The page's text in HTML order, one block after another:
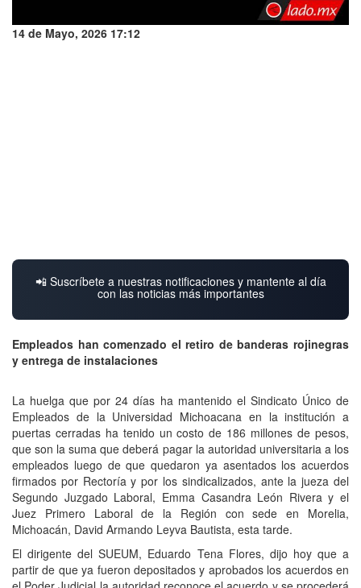
14 de Mayo, 2026 17:12
📲 Suscríbete a nuestras notificaciones y mantente al día
con las noticias más importantes
Empleados han comenzado el retiro de banderas rojinegras
y entrega de instalaciones
La huelga que por 24 días ha mantenido el Sindicato Único de
Empleados de la Universidad Michoacana en la institución a
puertas cerradas ha tenido un costo de 186 millones de pesos,
que son la suma que deberá pagar la autoridad universitaria a los
empleados luego de que quedaron ya asentados los acuerdos
firmados por Rectoría y por los sindicalizados, ante la jueza del
Segundo Juzgado Laboral, Emma Casandra León Rivera y el
Juez Primero Laboral de la Región con sede en Morelia,
Michoacán, David Armando Leyva Bautista, esta tarde.
El dirigente del SUEUM, Eduardo Tena Flores, dijo hoy que a
partir de que ya fueron depositados y aprobados los acuerdos en